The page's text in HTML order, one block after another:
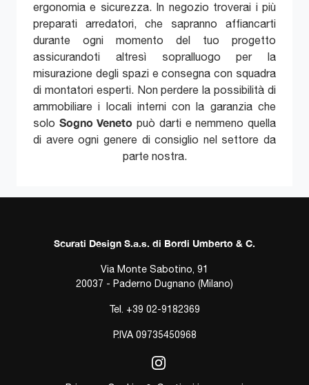
ergonomia e sicurezza. In negozio troverai i più
preparati arredatori, che sapranno affiancarti
durante ogni momento del tuo progetto
assicurandoti altresì sopralluogo per la
misurazione degli spazi e consegna con squadra
di montatori esperti. Non perdere la possibilità di
ammobiliare i locali interni con la garanzia che
solo Sogno Veneto può darti e nemmeno quella
di avere ogni genere di consiglio nel settore da
parte nostra.
Scurati Design S.a.s. di Bordi Umberto & C.
Via Monte Sabotino, 91
20037 - Paderno Dugnano (Milano)
Tel. +39 02-9182369
P.IVA 09735450968